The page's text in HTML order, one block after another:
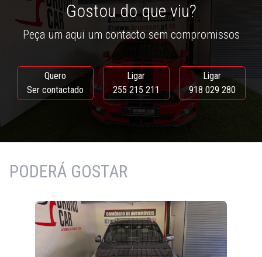
Gostou do que viu?
Peça um aqui um contacto sem compromissos
Quero
Ser contactado
Ligar
255 215 211
Ligar
918 029 280
PODERÁ GOSTAR